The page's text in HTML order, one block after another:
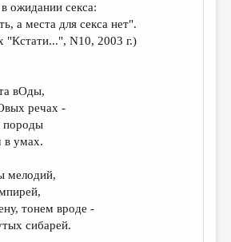
ожидании секса:
а места для секса нет".
"Кстати...", N10, 2003 г.)
вОды,
речах -
породы
в умах.
мелодий,
тонем вроде -
сибарей.